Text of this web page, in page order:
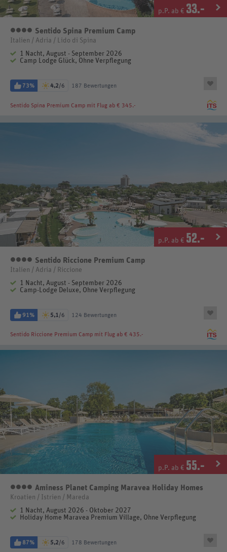
p.P. ab € 33.-
4 Sterne
Sentido Spina Premium Camp
Italien / Adria / Lido di Spina
1 Nacht, August - September 2026
Camp Lodge Glück, Ohne Verpflegung
73% 4,2/6 187 Bewertungen
Sentido Spina Premium Camp mit Flug ab € 345.-
p.P. ab € 52.-
4 Sterne
Sentido Riccione Premium Camp
Italien / Adria / Riccione
1 Nacht, August - September 2026
Camp-Lodge Deluxe, Ohne Verpflegung
91% 5,1/6 124 Bewertungen
Sentido Riccione Premium Camp mit Flug ab € 435.-
p.P. ab € 55.-
4 Sterne
Aminess Planet Camping Maravea Holiday Homes
Kroatien / Istrien / Mareda
1 Nacht, August 2026 - Oktober 2027
Holiday Home Maravea Premium Village, Ohne Verpflegung
87% 5,2/6 178 Bewertungen